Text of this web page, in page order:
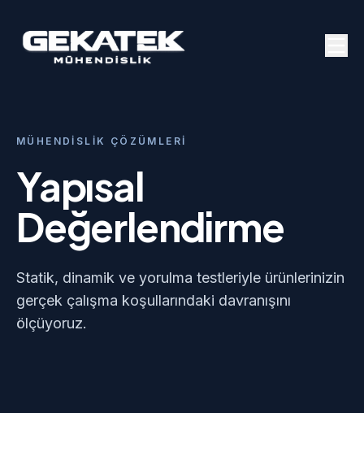
MÜHENDISLIK ÇÖZÜMLERI
Yapısal
Değerlendirme
Statik, dinamik ve yorulma testleriyle ürünlerinizin
gerçek çalışma koşullarındaki davranışını
ölçüyoruz.